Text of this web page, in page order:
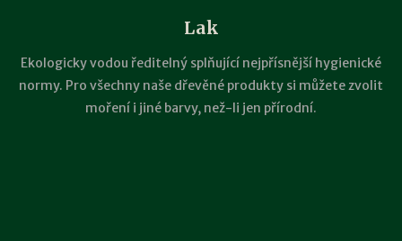
Lak
Ekologicky vodou ředitelný splňující nejpřísnější hygienické
normy. Pro všechny naše dřevěné produkty si můžete zvolit
moření i jiné barvy, než-li jen přírodní.